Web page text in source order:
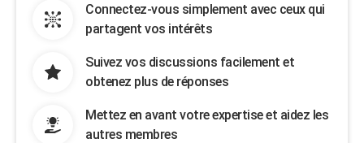
Connectez-vous simplement avec ceux qui
partagent vos intérêts
Suivez vos discussions facilement et
obtenez plus de réponses
Mettez en avant votre expertise et aidez les
autres membres